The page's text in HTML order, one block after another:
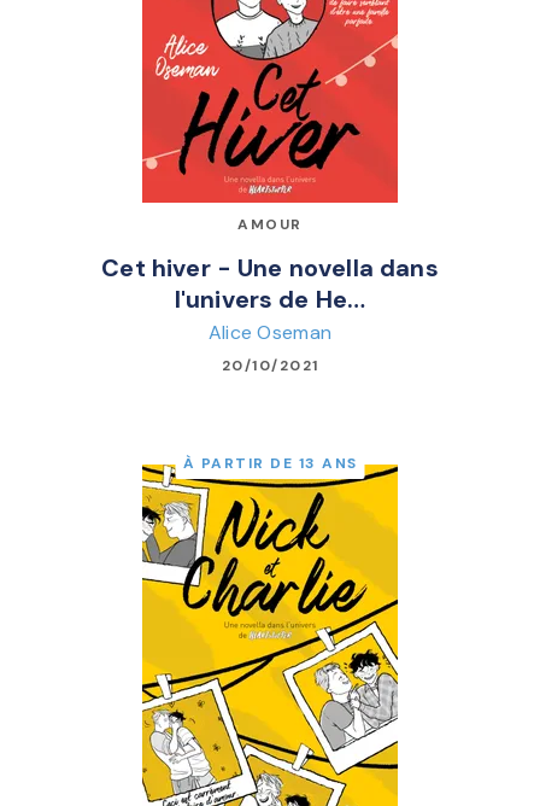
AMOUR
Cet hiver - Une novella dans
l'univers de He…
Alice Oseman
20/10/2021
À PARTIR DE 13 ANS